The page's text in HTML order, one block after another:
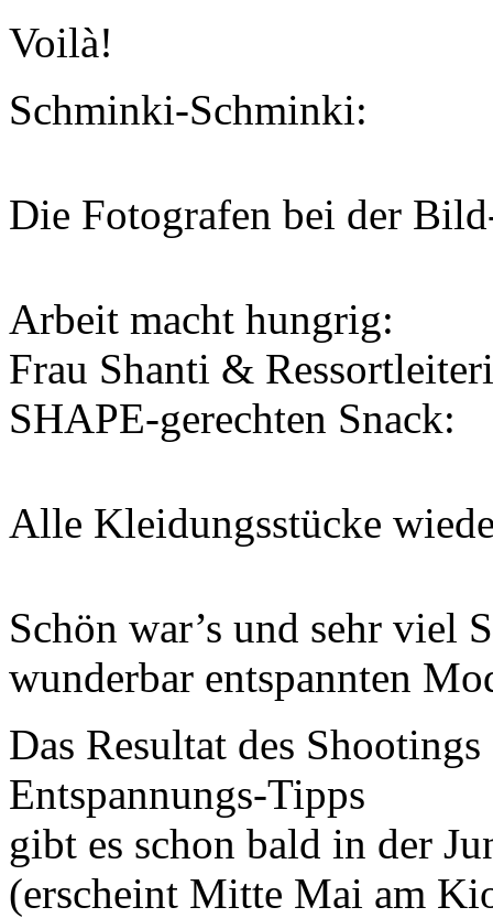
Voilà!
Schminki-Schminki:
Die Fotografen bei der
Arbeit macht hungrig:
Frau Shanti &
SHAPE-gerechten Snack:
Alle Kleidungsstücke
Schön war’s und sehr viel
wunderbar entspannten
Das Resultat des
Entspannungs-Tipps
gibt es schon bald in der
(erscheint Mitte Mai am